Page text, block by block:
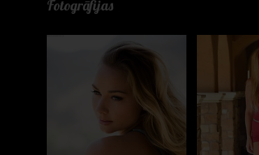
Fotogrāfijas